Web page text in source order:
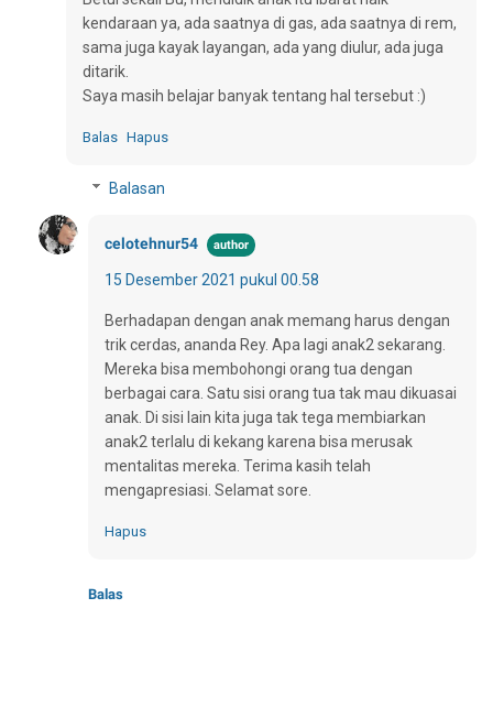
kendaraan ya, ada saatnya di gas, ada saatnya di rem,
sama juga kayak layangan, ada yang diulur, ada juga
ditarik.
Saya masih belajar banyak tentang hal tersebut :)
Balas Hapus
Balasan
celotehnur54
15 Desember 2021 pukul 00.58
Berhadapan dengan anak memang harus dengan
trik cerdas, ananda Rey. Apa lagi anak2 sekarang.
Mereka bisa membohongi orang tua dengan
berbagai cara. Satu sisi orang tua tak mau dikuasai
anak. Di sisi lain kita juga tak tega membiarkan
anak2 terlalu di kekang karena bisa merusak
mentalitas mereka. Terima kasih telah
mengapresiasi. Selamat sore.
Hapus
Balas